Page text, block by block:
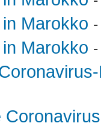
Marokko
Marokko